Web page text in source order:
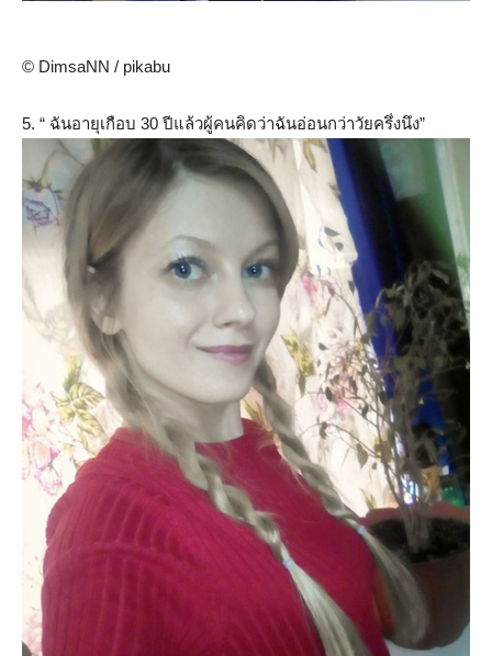
© DimsaNN / pikabu
5. “ ฉันอายุเกือบ 30 ปีแล้วผู้คนคิดว่าฉันอ่อนกว่าวัยครึ่งนึง”